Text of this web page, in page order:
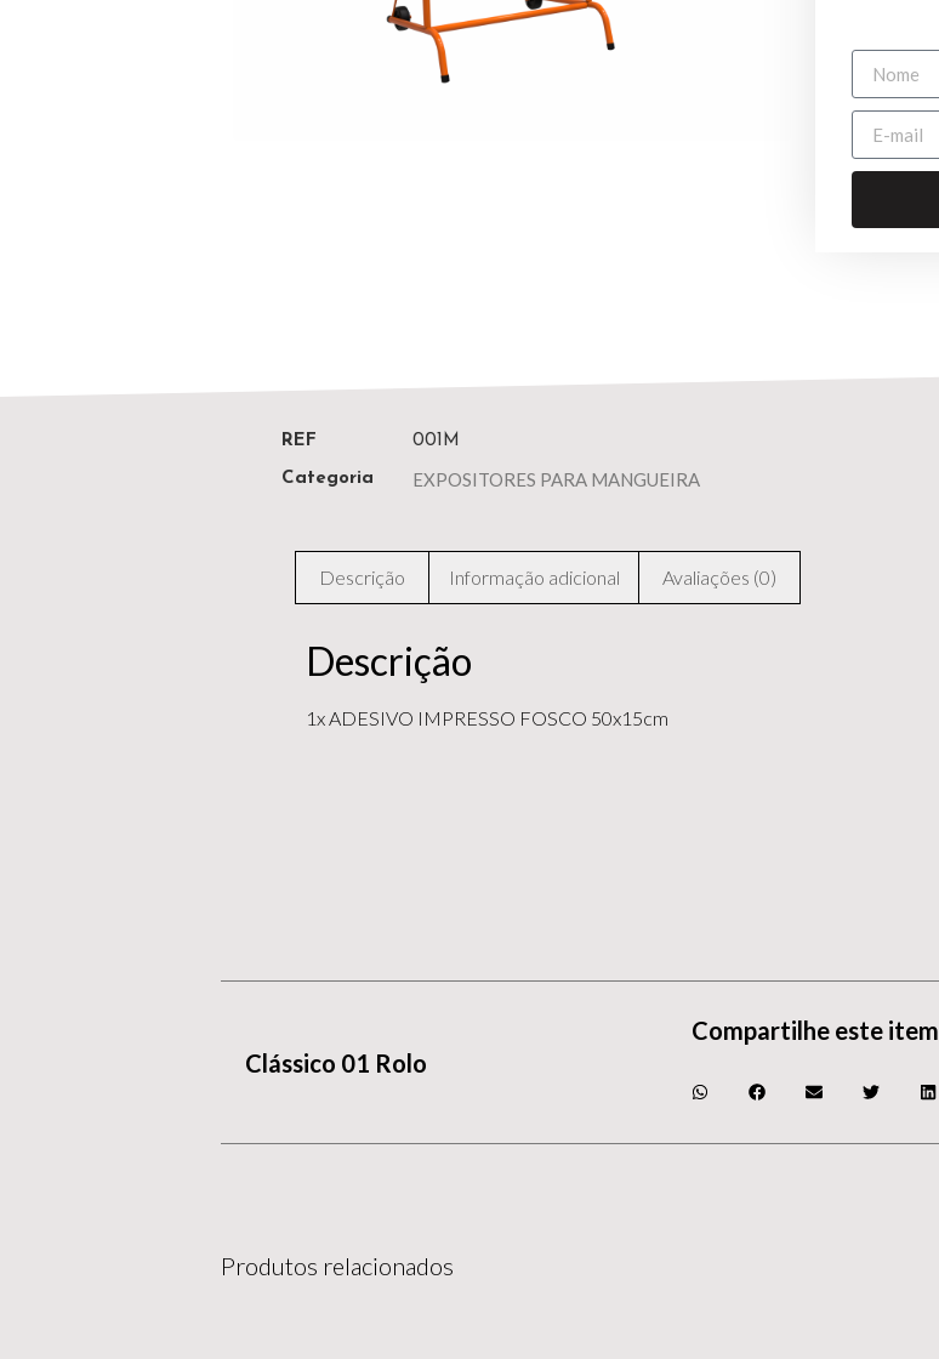
REF 001M
Categoria EXPOSITORES PARA MANGUEIRA
Descrição Informação adicional Avaliações (0)
Descrição
1x ADESIVO IMPRESSO FOSCO 50x15cm
Clássico 01 Rolo
Compartilhe este item
Produtos relacionados